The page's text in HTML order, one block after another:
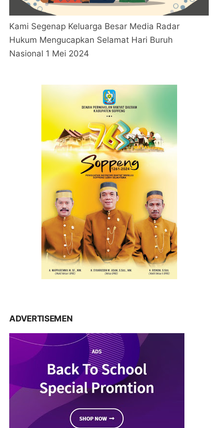
Kami Segenap Keluarga Besar Media Radar
Hukum Mengucapkan Selamat Hari Buruh
Nasional 1 Mei 2024
ADVERTISEMEN